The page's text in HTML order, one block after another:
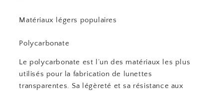
Matériaux légers populaires
Polycarbonate
Le polycarbonate est l’un des matériaux les plus
utilisés pour la fabrication de lunettes
transparentes. Sa légèreté et sa résistance aux